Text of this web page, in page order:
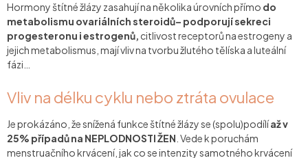
Hormony štítné žlázy zasahují na několika úrovních přímo do
metabolismu ovariálních steroidů– podporují sekreci
progesteronu i estrogenů, citlivost receptorů na estrogeny a
jejich metabolismus, mají vliv na tvorbu žlutého tělíska a luteální
fázi…
Vliv na délku cyklu nebo ztráta ovulace
Je prokázáno, že snížená funkce štítné žlázy se (spolu)podílíaž v
25% případů na NEPLODNOSTI ŽEN . Vede k poruchám
menstruačního krvácení, jak co se intenzity samotného krvácení